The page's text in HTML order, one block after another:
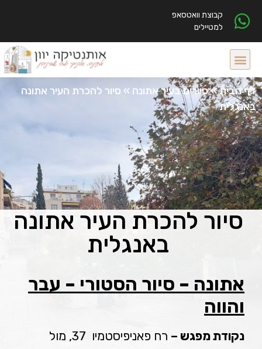
קבוצת וואטסאפ
למטיילים
דף הבית»סיורים בעיר אתונה » סיור להכרת העיר אתונה
באנגלית
סיור להכרת העיר אתונה
באנגלית
אתונה – סיור הסטורי – עבר
והווה
נקודת מפגש –
רח פאניפיסטמיו 37, מול